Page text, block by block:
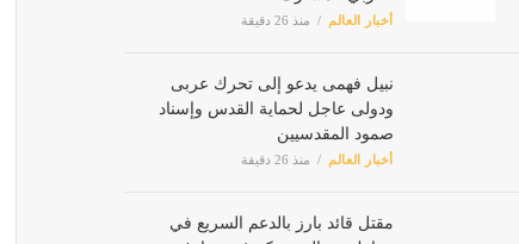
أخبار العالم منذ 26 دقيقة
ودولى عاجل لحماية القدس وإسناد
صمود المقدسيين
أخبار العالم منذ 26 دقيقة
معارك مع المشتركة غرب دارفور